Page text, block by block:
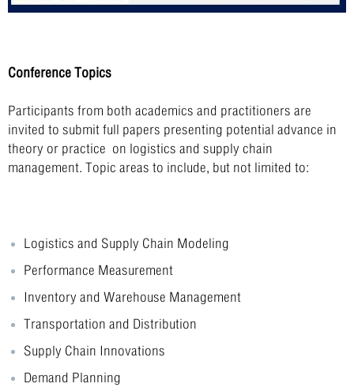
Conference Topics
Participants from both academics and practitioners are
invited to submit full papers presenting potential advance in
theory or practice on logistics and supply chain
management. Topic areas to include, but not limited to:
Logistics and Supply Chain Modeling
Performance Measurement
Inventory and Warehouse Management
Transportation and Distribution
Supply Chain Innovations
Demand Planning